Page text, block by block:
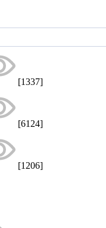
[1337]
[6124]
[1206]